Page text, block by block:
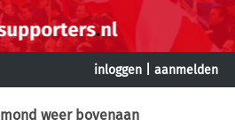
inloggen aanmelden
weer bovenaan